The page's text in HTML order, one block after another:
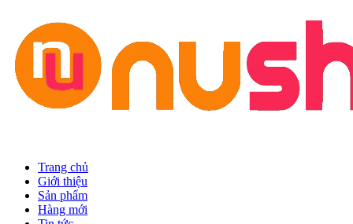
Trang chủ
Giới thiệu
Sản phẩm
Hàng mới